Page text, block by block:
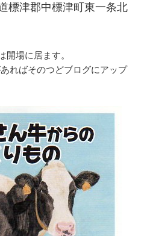
標津郡中標津町東一条北
開場に居ます。
ればそのつどブログにアップ